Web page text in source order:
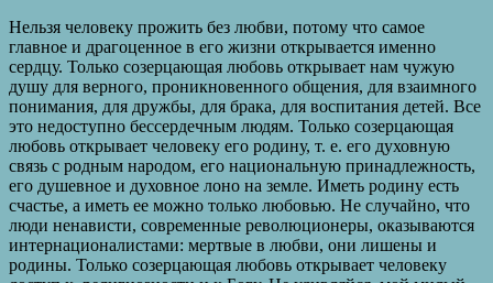
Нельзя человеку прожить без любви, потому что самое
главное и драгоценное в его жизни открывается именно
сердцу. Только созерцающая любовь открывает нам чужую
душу для верного, проникновенного общения, для взаимного
понимания, для дружбы, для брака, для воспитания детей. Все
это недоступно бессердечным людям. Только созерцающая
любовь открывает человеку его родину, т. е. его духовную
связь с родным народом, его национальную принадлежность,
его душевное и духовное лоно на земле. Иметь родину есть
счастье, а иметь ее можно только любовью. Не случайно, что
люди ненависти, современные революционеры, оказываются
интернационалистами: мертвые в любви, они лишены и
родины. Только созерцающая любовь открывает человеку